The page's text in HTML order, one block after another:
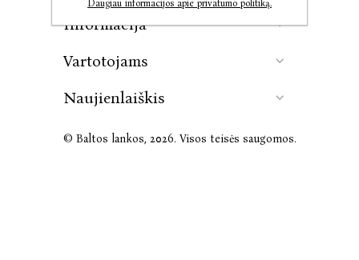
Informacija
Vartotojams
Naujienlaiškis
© Baltos lankos, 2026. Visos teisės saugomos.
Daugiau informacijos apie privatumo politiką.